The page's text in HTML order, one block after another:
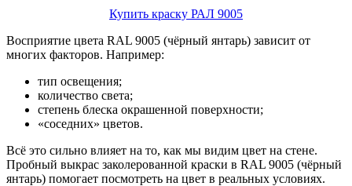
Купить краску РАЛ 9005
Восприятие цвета RAL 9005 (чёрный янтарь) зависит от
многих факторов. Например:
тип освещения;
количество света;
степень блеска окрашенной поверхности;
«соседних» цветов.
Всё это сильно влияет на то, как мы видим цвет на стене.
Пробный выкрас заколерованной краски в RAL 9005 (чёрный
янтарь) помогает посмотреть на цвет в реальных условиях.